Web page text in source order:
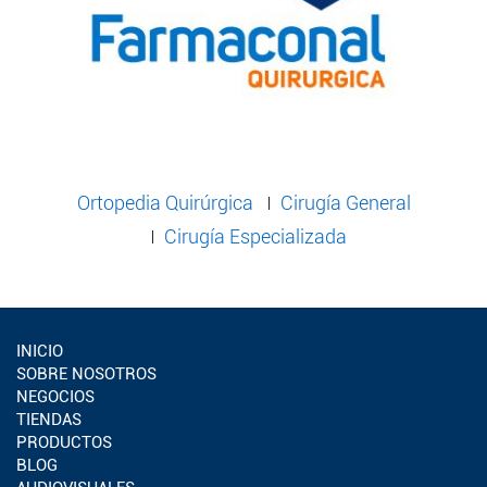
Ortopedia Quirúrgica
Cirugía General
Cirugía Especializada
INICIO
SOBRE NOSOTROS
NEGOCIOS
TIENDAS
PRODUCTOS
BLOG